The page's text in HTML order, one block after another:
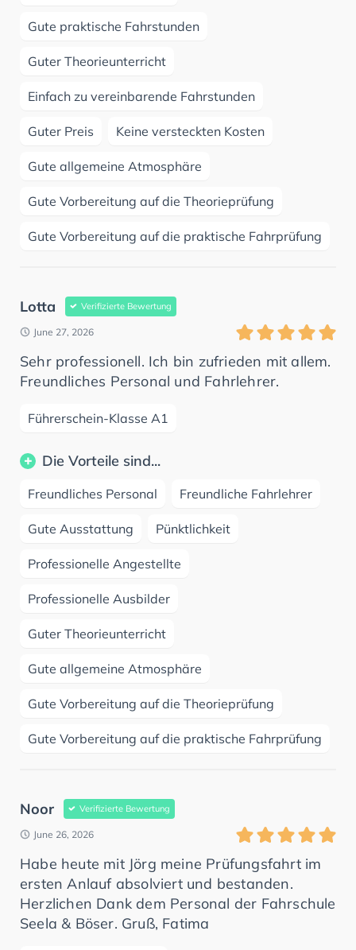
Gute praktische Fahrstunden
Guter Theorieunterricht
Einfach zu vereinbarende Fahrstunden
Guter Preis Keine versteckten Kosten
Gute allgemeine Atmosphäre
Gute Vorbereitung auf die Theorieprüfung
Gute Vorbereitung auf die praktische Fahrprüfung
Lotta Verifizierte Bewertung
June 27, 2026
Sehr professionell. Ich bin zufrieden mit allem.
Freundliches Personal und Fahrlehrer.
Führerschein-Klasse A1
Die Vorteile sind...
Freundliches Personal Freundliche Fahrlehrer
Gute Ausstattung Pünktlichkeit
Professionelle Angestellte
Professionelle Ausbilder
Guter Theorieunterricht
Gute allgemeine Atmosphäre
Gute Vorbereitung auf die Theorieprüfung
Gute Vorbereitung auf die praktische Fahrprüfung
Noor Verifizierte Bewertung
June 26, 2026
Habe heute mit Jörg meine Prüfungsfahrt im
ersten Anlauf absolviert und bestanden.
Herzlichen Dank dem Personal der Fahrschule
Seela & Böser. Gruß, Fatima